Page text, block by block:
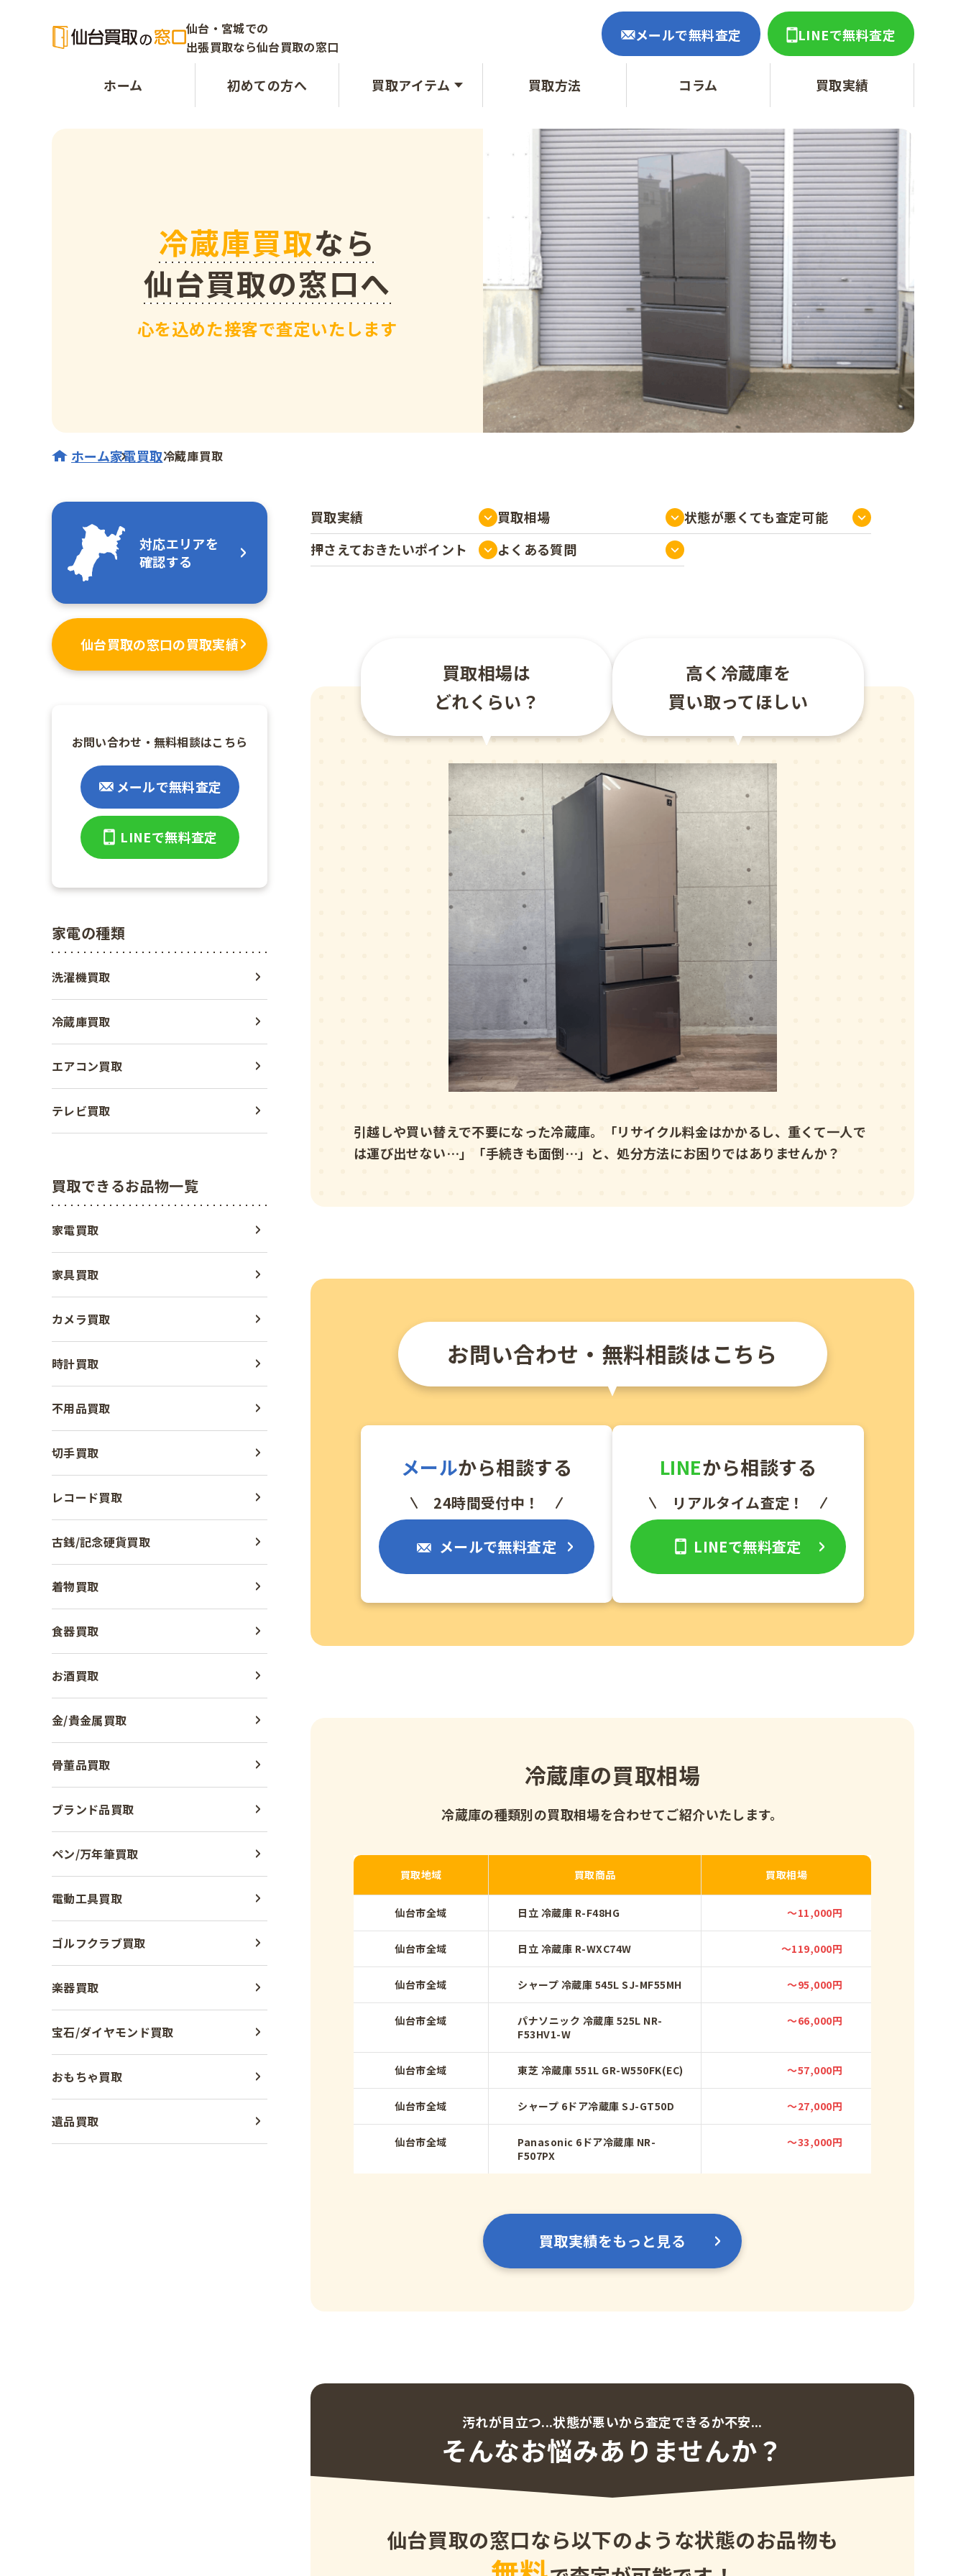
仙台・宮城での
出張買取なら仙台買取の窓口
メールで無料査定 LINEで無料査定
ホーム 初めての方へ 買取アイテム 買取方法 コラム 買取実績
冷蔵庫買取なら
仙台買取の窓口へ
心を込めた接客で査定いたします
ホーム家電買取冷蔵庫買取
対応エリアを
確認する
仙台買取の窓口の買取実績
お問い合わせ・無料相談はこちら
メールで無料査定
LINEで無料査定
家電の種類
洗濯機買取
冷蔵庫買取
エアコン買取
テレビ買取
買取できるお品物一覧
家電買取
家具買取
カメラ買取
時計買取
不用品買取
切手買取
レコード買取
古銭/記念硬貨買取
着物買取
食器買取
お酒買取
金/貴金属買取
骨董品買取
ブランド品買取
ペン/万年筆買取
電動工具買取
ゴルフクラブ買取
楽器買取
宝石/ダイヤモンド買取
おもちゃ買取
遺品買取
買取実績 買取相場 状態が悪くても査定可能
押さえておきたいポイント よくある質問
買取相場は
どれくらい？
高く冷蔵庫を
買い取ってほしい
引越しや買い替えで不要になった冷蔵庫。「リサイクル料金はかかるし、重くて一人で
は運び出せない…」「手続きも面倒…」と、処分方法にお困りではありませんか？
お問い合わせ・無料相談はこちら
メールから相談する
24時間受付中！
メールで無料査定
LINEから相談する
リアルタイム査定！
LINEで無料査定
冷蔵庫の買取相場
冷蔵庫の種類別の買取相場を合わせてご紹介いたします。
買取地域 買取商品 買取相場
仙台市全域 日立 冷蔵庫 R-F48HG ～11,000円
仙台市全域 日立 冷蔵庫 R-WXC74W ～119,000円
仙台市全域 シャープ 冷蔵庫 545L SJ-MF55MH ～95,000円
仙台市全域
パナソニック 冷蔵庫 525L NR-
F53HV1-W
～66,000円
仙台市全域 東芝 冷蔵庫 551L GR-W550FK(EC) ～57,000円
仙台市全域 シャープ 6ドア冷蔵庫 SJ-GT50D ～27,000円
仙台市全域
Panasonic 6ドア冷蔵庫 NR-
F507PX
～33,000円
買取実績をもっと見る
汚れが目立つ...状態が悪いから査定できるか不安...
そんなお悩みありませんか？
仙台買取の窓口なら以下のような状態のお品物も